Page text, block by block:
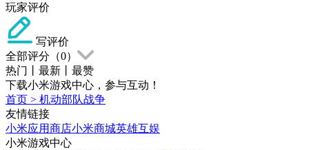
玩家评价
写评价
全部评分（0）
热门
最新
最赞
下载小米游戏中心，参与互动！
首页 > 机动部队战争
友情链接
小米应用商店小米商城英雄互娱
小米游戏中心